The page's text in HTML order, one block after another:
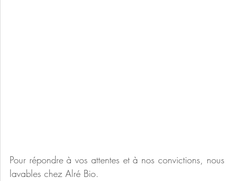
Pour répondre à vos attentes et à nos convictions,
lavables chez Alré Bio.